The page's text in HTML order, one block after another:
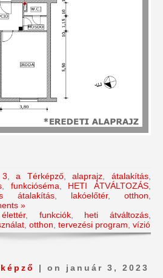
,a Térképző,alaprajz átalakítás
funkcióséma HETI ÁTVÁLTOZÁS
átalakítás, lakóelőtér, otthon
»
élettér, funkciók, heti átváltozás
otthon tervezési program vízió
| on január 3, 2023